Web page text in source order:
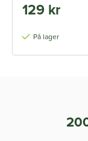
129 kr
På lager